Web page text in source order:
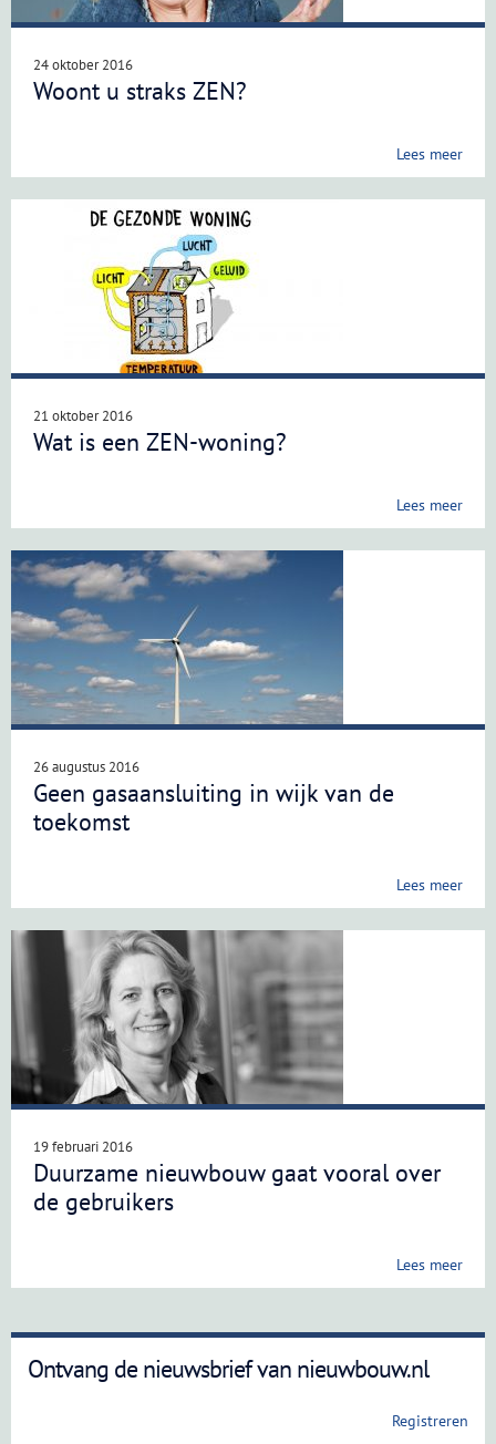
24 oktober 2016
Woont u straks ZEN?
Lees meer
21 oktober 2016
Wat is een ZEN-woning?
Lees meer
26 augustus 2016
Geen gasaansluiting in wijk van de
toekomst
Lees meer
19 februari 2016
Duurzame nieuwbouw gaat vooral over
de gebruikers
Lees meer
Ontvang de nieuwsbrief van nieuwbouw.nl
Registreren